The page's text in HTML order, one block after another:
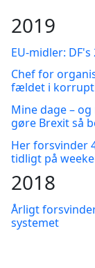
2019
EU-midler:
Chef for
fældet i
Mine dage –
gøre Brexit så
Her forsvinder
tidligt på
2018
Årligt
systemet